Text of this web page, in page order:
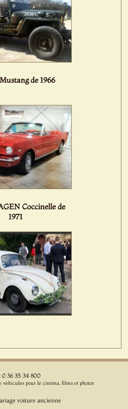
de 1966
Coccinelle de
1971
0 36 35 34 800
véhicules pour le cinéma, films et photos
voiture ancienne